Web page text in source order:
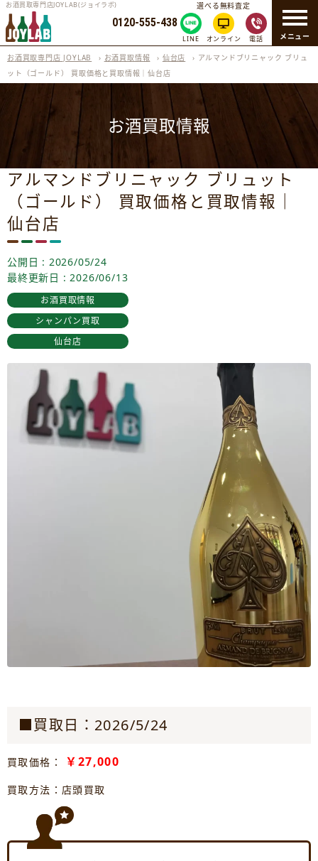
メニュー
お酒買取専門店JOYLAB(ジョイラボ)
0120-555-438
選べる無料査定
LINE オンライン 電話
お酒買取専門店 JOYLAB › お酒買取情報 › 仙台店 › アルマンドブリニャック ブリュ
ット（ゴールド） 買取価格と買取情報｜仙台店
お酒買取情報
アルマンドブリニャック ブリュット
（ゴールド） 買取価格と買取情報｜
仙台店
公開日 : 2026/05/24
最終更新日 : 2026/06/13
お酒買取情報
シャンパン買取
仙台店
■買取日：2026/5/24
買取価格： ￥27,000
買取方法：店頭買取